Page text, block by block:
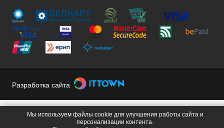
Разработка сайта
Мы используем файлы cookie для улучшения работы сайта и
персонализации контента.